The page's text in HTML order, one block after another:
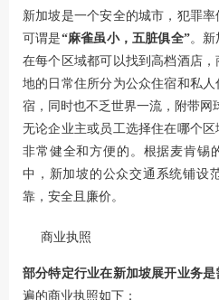
新加坡是一个安全的城市，犯罪
可谓是“麻雀虽小，五脏俱全”。新
在每个区域都可以找到高档酒店
地的日常住所分为公众住宿和私
宿，同时也不乏世界一流，附带网
无论企业主或员工选择住在哪个
非常健全和方便的。根据麦肯锡
中，新加坡的公众交通系统铺设
靠，安全且廉价。
商业执照
部分特定行业在新加坡展开业务
遍的商业执照如下：